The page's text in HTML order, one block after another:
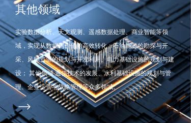
其他领域
实验数据分析、天文观测、遥感数据处理、商业智能等领
域，实现从数据到价值的高效转化；石油能源的勘探与开
采、风能资源的规划与开发利用、电力基础设施的规划与建
设； 其他领域 通信技术的发展、水利基础设施的规划与管
理、企业运营与战略管理等众多领域。